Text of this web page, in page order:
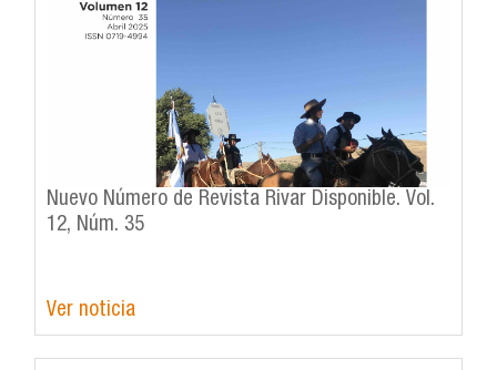
Nuevo Número de Revista Rivar Disponible. Vol.
12, Núm. 35
Ver noticia